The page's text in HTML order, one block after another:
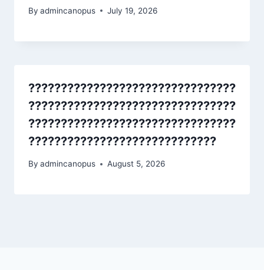
By admincanopus July 19, 2026
????????????????????????????????
????????????????????????????????
????????????????????????????????
?????????????????????????????
By admincanopus August 5, 2026